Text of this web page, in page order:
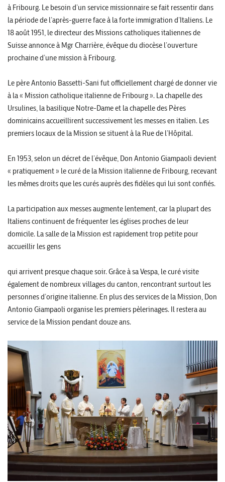
à Fribourg. Le besoin d’un service missionnaire se fait ressentir dans
la période de l’après-guerre face à la forte immigration d’Italiens. Le
18 août 1951, le directeur des Missions catholiques italiennes de
Suisse annonce à Mgr Charrière, évêque du diocèse l’ouverture
prochaine d’une mission à Fribourg.
Le père Antonio Bassetti-Sani fut officiellement chargé de donner vie
à la « Mission catholique italienne de Fribourg ». La chapelle des
Ursulines, la basilique Notre-Dame et la chapelle des Pères
dominicains accueillirent successivement les messes en italien. Les
premiers locaux de la Mission se situent à la Rue de l’Hôpital.
En 1953, selon un décret de l’évêque, Don Antonio Giampaoli devient
« pratiquement » le curé de la Mission italienne de Fribourg, recevant
les mêmes droits que les curés auprès des fidèles qui lui sont confiés.
La participation aux messes augmente lentement, car la plupart des
Italiens continuent de fréquenter les églises proches de leur
domicile. La salle de la Mission est rapidement trop petite pour
accueillir les gens
qui arrivent presque chaque soir. Grâce à sa Vespa, le curé visite
également de nombreux villages du canton, rencontrant surtout les
personnes d’origine italienne. En plus des services de la Mission, Don
Antonio Giampaoli organise les premiers pèlerinages. Il restera au
service de la Mission pendant douze ans.